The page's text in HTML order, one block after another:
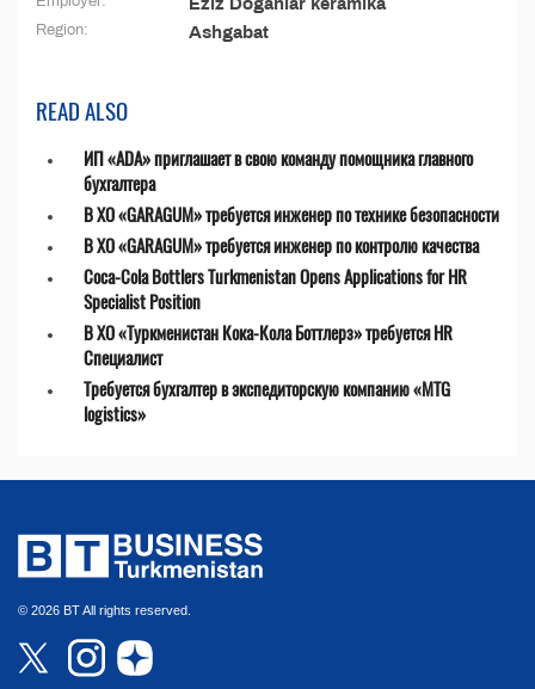
Region: Ashgabat
READ ALSO
ИП «ADA» приглашает в свою команду помощника главного
бухгалтера
В ХО «GARAGUM» требуется инженер по технике безопасности
В ХО «GARAGUM» требуется инженер по контролю качества
Coca-Cola Bottlers Turkmenistan Opens Applications for HR
Specialist Position
В ХО «Туркменистан Кока-Кола Боттлерз» требуется HR
Специалист
Требуется бухгалтер в экспедиторскую компанию «MTG
logistics»
© 2026 BT All rights reserved.